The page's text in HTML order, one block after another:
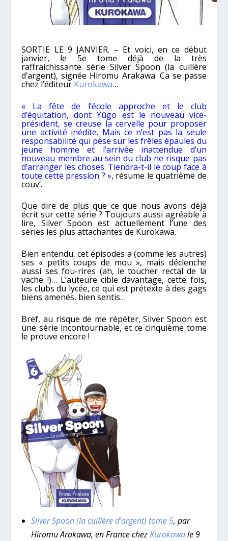
SORTIE LE 9 JANVIER. – Et voici, en ce début
janvier, le 5e tome déjà de la très
raffraichissante série Silver Spoon (la cuillère
d’argent), signée Hiromu Arakawa. Ca se passe
chez l’éditeur Kurokawa…
« La fête de l’école approche et le club
d’équitation, dont Yûgo est le nouveau vice-
président, se creuse la cervelle pour proposer
une activité inédite. Mais ce n’est pas la seule
responsabilité qui pèse sur les frêles épaules du
jeune homme et l’arrivée inattendue d’un
nouveau membre au sein du club ne risque pas
d’arranger les choses. Tiendra-t-il le coup face à
toute cette pression ? », résume le quatrième de
couv’.
Que dire de plus que ce que nous avons déjà
écrit sur cette série ? Toujours aussi agréable à
lire, Silver Spoon est actuellement l’une des
séries les plus attachantes de Kurokawa.
Bien entendu, cet épisodes a (comme les autres)
ses « petits coups de mou », mais déclenche
aussi ses fou-rires (ah, le toucher rectal de la
vache !)… L’auteure cible davantage, cette fois,
les clubs du lycée, ce qui est prétexte à des gags
biens amenés, bien sentis…
Bref, au risque de me répéter, Silver Spoon est
une série incontournable, et ce cinquième tome
le prouve encore !
Silver Spoon (la cuillère d’argent) tome 5, par
Hiromu Arakawa, en France chezKurokawale 9